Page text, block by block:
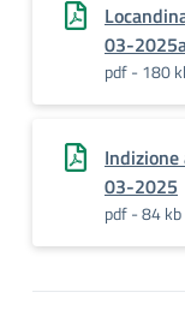
03-
pdf - 180
03-2025
pdf - 84 kb